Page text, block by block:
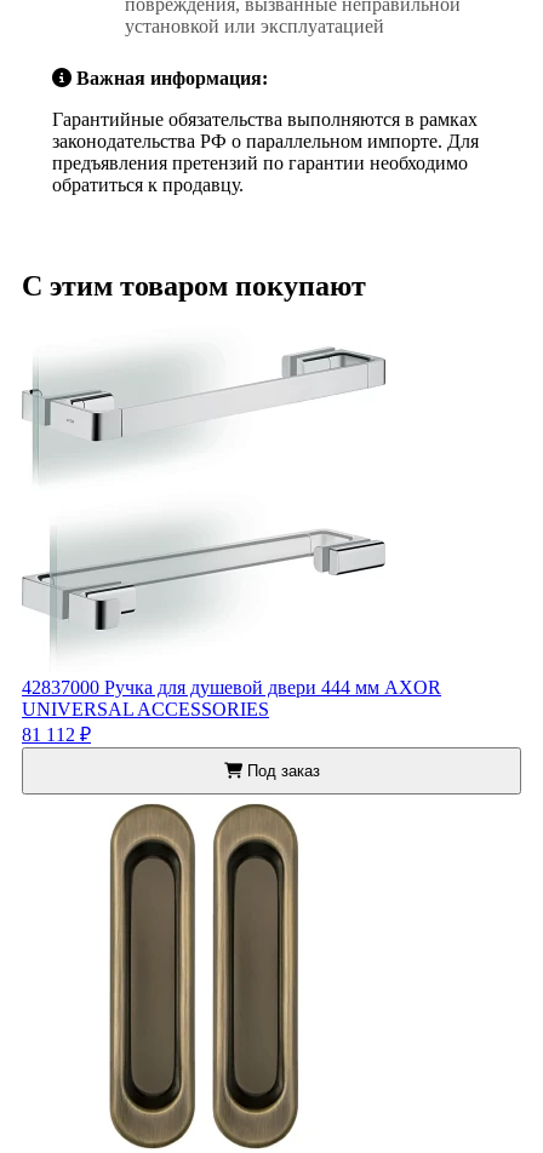
повреждения, вызванные неправильной
установкой или эксплуатацией
Важная информация:
Гарантийные обязательства выполняются в рамках
законодательства РФ о параллельном импорте. Для
предъявления претензий по гарантии необходимо
обратиться к продавцу.
С этим товаром покупают
42837000 Ручка для душевой двери 444 мм AXOR
UNIVERSAL ACCESSORIES
81 112 ₽
Под заказ